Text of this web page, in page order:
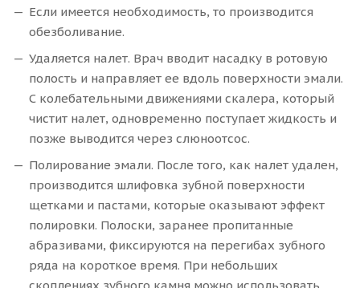
Если имеется необходимость, то производится
обезболивание.
Удаляется налет. Врач вводит насадку в ротовую
полость и направляет ее вдоль поверхности эмали.
С колебательными движениями скалера, который
чистит налет, одновременно поступает жидкость и
позже выводится через слюноотсос.
Полирование эмали. После того, как налет удален,
производится шлифовка зубной поверхности
щетками и пастами, которые оказывают эффект
полировки. Полоски, заранее пропитанные
абразивами, фиксируются на перегибах зубного
ряда на короткое время. При небольших